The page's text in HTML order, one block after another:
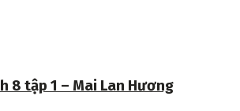
8 tập 1 – Mai Lan Hương